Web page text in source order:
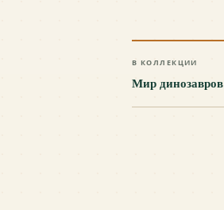
В КОЛЛЕКЦИИ
Мир динозавров